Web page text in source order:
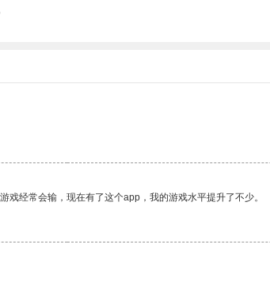
经常会输，现在有了这个app，我的游戏水平提升了不少。